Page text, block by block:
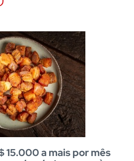
15.000 a mais por mês